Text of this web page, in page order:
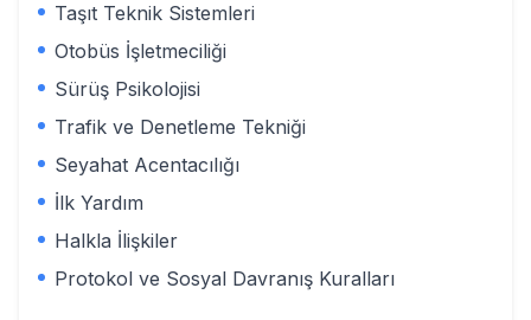
Taşıt Teknik Sistemleri
Otobüs İşletmeciliği
Sürüş Psikolojisi
Trafik ve Denetleme Tekniği
Seyahat Acentacılığı
İlk Yardım
Halkla İlişkiler
Protokol ve Sosyal Davranış Kuralları